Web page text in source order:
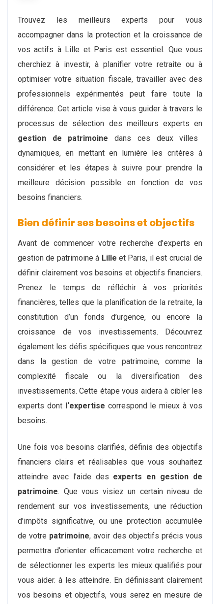
Trouvez les meilleurs experts pour vous
accompagner dans la protection et la croissance de
vos actifs à Lille et Paris est essentiel. Que vous
cherchiez à investir, à planifier votre retraite ou à
optimiser votre situation fiscale, travailler avec des
professionnels expérimentés peut faire toute la
différence. Cet article vise à vous guider à travers le
processus de sélection des meilleurs experts en
gestion de patrimoine dans ces deux villes
dynamiques, en mettant en lumière les critères à
considérer et les étapes à suivre pour prendre la
meilleure décision possible en fonction de vos
besoins financiers.
Bien définir ses besoins et objectifs
Avant de commencer votre recherche d’experts en
gestion de patrimoine à Lille et Paris, il est crucial de
définir clairement vos besoins et objectifs financiers.
Prenez le temps de réfléchir à vos priorités
financières, telles que la planification de la retraite, la
constitution d’un fonds d’urgence, ou encore la
croissance de vos investissements. Découvrez
également les défis spécifiques que vous rencontrez
dans la gestion de votre patrimoine, comme la
complexité fiscale ou la diversification des
investissements. Cette étape vous aidera à cibler les
experts dont l‘expertise correspond le mieux à vos
besoins.
Une fois vos besoins clarifiés, définis des objectifs
financiers clairs et réalisables que vous souhaitez
atteindre avec l’aide des experts en gestion de
patrimoine. Que vous visiez un certain niveau de
rendement sur vos investissements, une réduction
d’impôts significative, ou une protection accumulée
de votre patrimoine, avoir des objectifs précis vous
permettra d’orienter efficacement votre recherche et
de sélectionner les experts les mieux qualifiés pour
vous aider. à les atteindre. En définissant clairement
vos besoins et objectifs, vous serez en mesure de